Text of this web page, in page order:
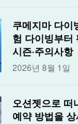
쿠메지마 다이
험 다이빙부터
시즌·주의사항
2026년 8월 1일
오션젯으로 떠
예약 방법을